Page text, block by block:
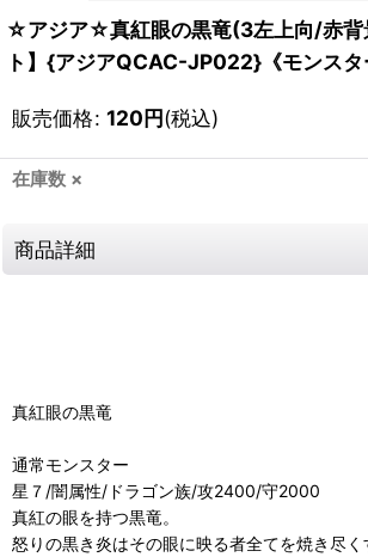
☆アジア☆真紅眼の黒竜(3左上向/赤背
ト】{アジアQCAC-JP022}《モンスタ
販売価格: 120円(税込)
在庫数 ×
商品詳細
真紅眼の黒竜
通常モンスター
星７/闇属性/ドラゴン族/攻2400/守2000
真紅の眼を持つ黒竜。
怒りの黒き炎はその眼に映る者全てを焼き尽く